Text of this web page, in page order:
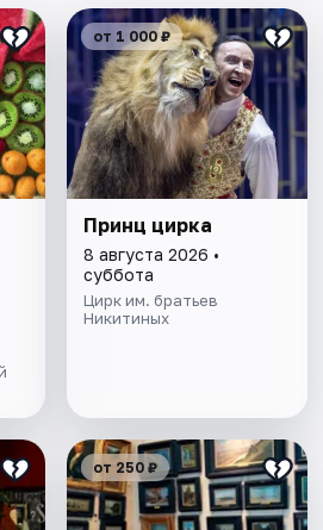
от 1 000 ₽
Принц цирка
8 августа 2026 •
суббота
Цирк им. братьев
Никитиных
от 250 ₽